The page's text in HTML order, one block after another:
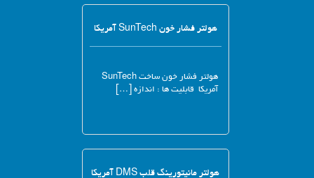
هولتر فشار خون SunTech آمریکا
هولتر فشار خون ساخت SunTech
آمریکا قابلیت ها : اندازه […]
هولتر مانیتورینگ قلب DMS آمریکا